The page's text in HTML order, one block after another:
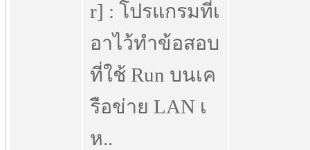
r] : โปรแกรมที่เ
อาไว้ทำข้อสอบ
ที่ใช้ Run บนเค
รือข่าย LAN เ
ห..